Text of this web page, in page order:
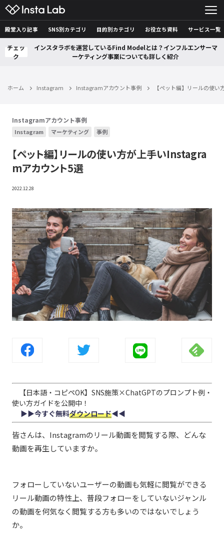
殿堂入り記事 SNS別カテゴリ 目的別カテゴリ お役立ち資料 サービス一覧
チェッ
ク
インスタラボを運営しているFind Modelとは？インフルエンサーマ
ーケティング事業についても詳しく紹介
ホーム Instagram Instagramアカウント事例 【ペット編】リールの使
Instagramアカウント事例
Instagram マーケティング 事例
【ペット編】リールの使い方が上手いInstagra
mアカウント5選
2022.12.28
【日本語・コピペOK】SNS施策×ChatGPTのプロンプト例・
使い方ガイドを公開中！
▶︎▶︎今すぐ無料ダウンロード◀︎◀︎
皆さんは、Instagramのリール動画を閲覧する際、どんな
動画を再生していますか。
フォローしていないユーザーの動画も気軽に閲覧ができる
リール動画の特性上、普段フォローをしていないジャンル
の動画を何気なく閲覧する方も多いのではないでしょう
か。